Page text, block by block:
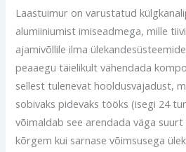
Laastuimur on varustatud
alumiiniumist imiseadmega, mille
ajamivõllile ilma
peaaegu täielikult vähendada
sellest tulenevat hooldusvajadust,
sobivaks pidevaks tööks (isegi 24
võimaldab see arendada väga
kõrgem kui sarnase võimsusega